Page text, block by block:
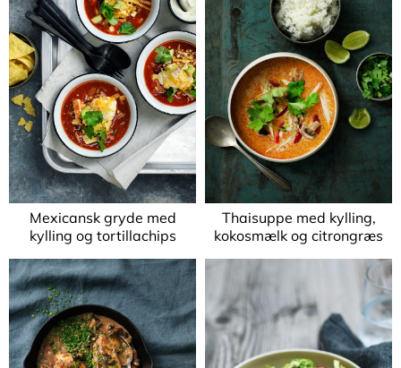
Mexicansk gryde med
kylling og tortillachips
Thaisuppe med kylling,
kokosmælk og citrongræs